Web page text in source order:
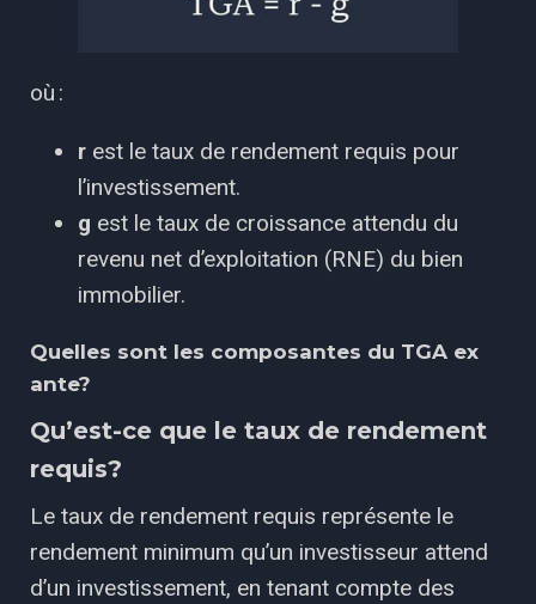
où :
r est le taux de rendement requis pour
l’investissement.
g est le taux de croissance attendu du
revenu net d’exploitation (RNE) du bien
immobilier.
Quelles sont les composantes du TGA ex
ante?
Qu’est-ce que le taux de rendement
requis?
Le taux de rendement requis représente le
rendement minimum qu’un investisseur attend
d’un investissement, en tenant compte des